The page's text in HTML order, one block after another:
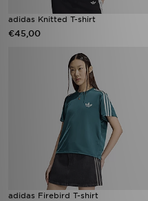
adidas Knitted T-shirt
€45,00
adidas Firebird T-shirt